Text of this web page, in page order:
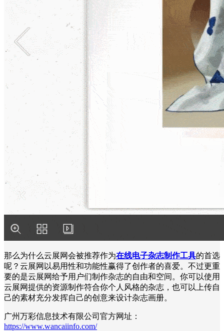
那么为什么云展网会被推荐作为在线电子杂志制作工具的首选
呢？云展网以易用性和功能性赢得了创作者的喜爱。不过更重
要的是云展网给予用户们制作杂志的自由和空间。你可以使用
云展网提供的资源制作符合你个人风格的杂志，也可以上传自
己的素材充分发挥自己的创意来设计杂志画册。
广州万彩信息技术有限公司官方网址：
https://www.wancaiinfo.com/